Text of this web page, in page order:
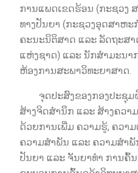
ການແພດເຂດຮ້ອນ (ກະຊວງ
ທາງປັນຍາ (ກະຊວງອຸດສາຫະ
ຄະນະນິຕິສາດ ແລະ ລັດຖະສ
ແຫ່ງຊາດ) ແລະ ນັກສຳມະນາ
ຫ້ອງການສະພາວິທະຍາສາດ.
ຈຸດປະສົງຂອງກອງປະຊຸມ
ສ້າງຈິດສຳນຶກ ແລະ ສ້າງຄວາ
ດ້ວຍການເພີ່ມ ຄວາມຮູ້, ຄວາ
ຄວາມສຳພັນ ແລະ ຄວາມສຳ
ປັນຍາ ແລະ ຈັນຍາທຳ ການຄົ້